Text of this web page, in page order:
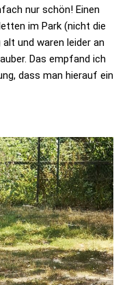
nur schön! Einen
im Park (nicht die
und waren leider an
Das empfand ich
dass man hierauf ein